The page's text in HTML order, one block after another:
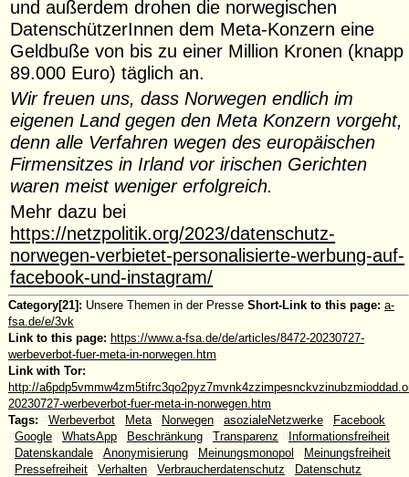
und außerdem drohen die norwegischen
DatenschützerInnen dem Meta-Konzern eine
Geldbuße von bis zu einer Million Kronen (knapp
89.000 Euro) täglich an.
Wir freuen uns, dass Norwegen endlich im
eigenen Land gegen den Meta Konzern vorgeht,
denn alle Verfahren wegen des europäischen
Firmensitzes in Irland vor irischen Gerichten
waren meist weniger erfolgreich.
Mehr dazu bei
https://netzpolitik.org/2023/datenschutz-
norwegen-verbietet-personalisierte-werbung-auf-
facebook-und-instagram/
Category[21]: Unsere Themen in der Presse Short-Link to this page: a-
fsa.de/e/3vk
Link to this page: https://www.a-fsa.de/de/articles/8472-20230727-
werbeverbot-fuer-meta-in-norwegen.htm
Link with Tor:
http://
20230727-werbeverbot-fuer-meta-in-norwegen.htm
Tags:
Werbeverbot Meta Norwegen asozialeNetzwerke
Facebook
Google WhatsApp Beschränkung Transparenz
Informationsfreiheit
Datenskandale Anonymisierung Meinungsmonopol
Meinungsfreiheit
Pressefreiheit Verhalten Verbraucherdatenschutz
Datenschutz